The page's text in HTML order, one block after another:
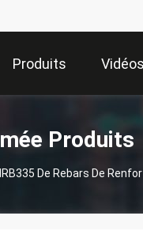
Produits Vidéos
Produits
De Rebars De